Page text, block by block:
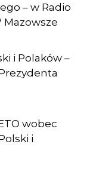
– w Radio
Mazowsze
i Polaków –
wobec
i